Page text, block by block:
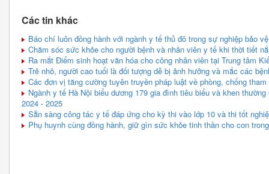
Các tin khác
Báo chí luôn đồng hành với ngành y tế thủ đô trong sự nghiệp bảo
Chăm sóc sức khỏe cho người bệnh và nhân viên y tế khi thời tiết
Ra mắt Điểm sinh hoạt văn hóa cho công nhân viên tại Trung tâm
Trẻ nhỏ, người cao tuổi là đối tượng dễ bị ảnh hưởng và mắc các
Các đơn vị tăng cường tuyên truyền pháp luật về phòng, chống tham
Ngành y tế Hà Nội biểu dương 179 gia đình tiêu biểu và khen
2024 - 2025
Sẵn sàng công tác y tế đáp ứng cho kỳ thi vào lớp 10 và thi tốt
Phụ huynh cùng đồng hành, giữ gìn sức khỏe tinh thần cho con